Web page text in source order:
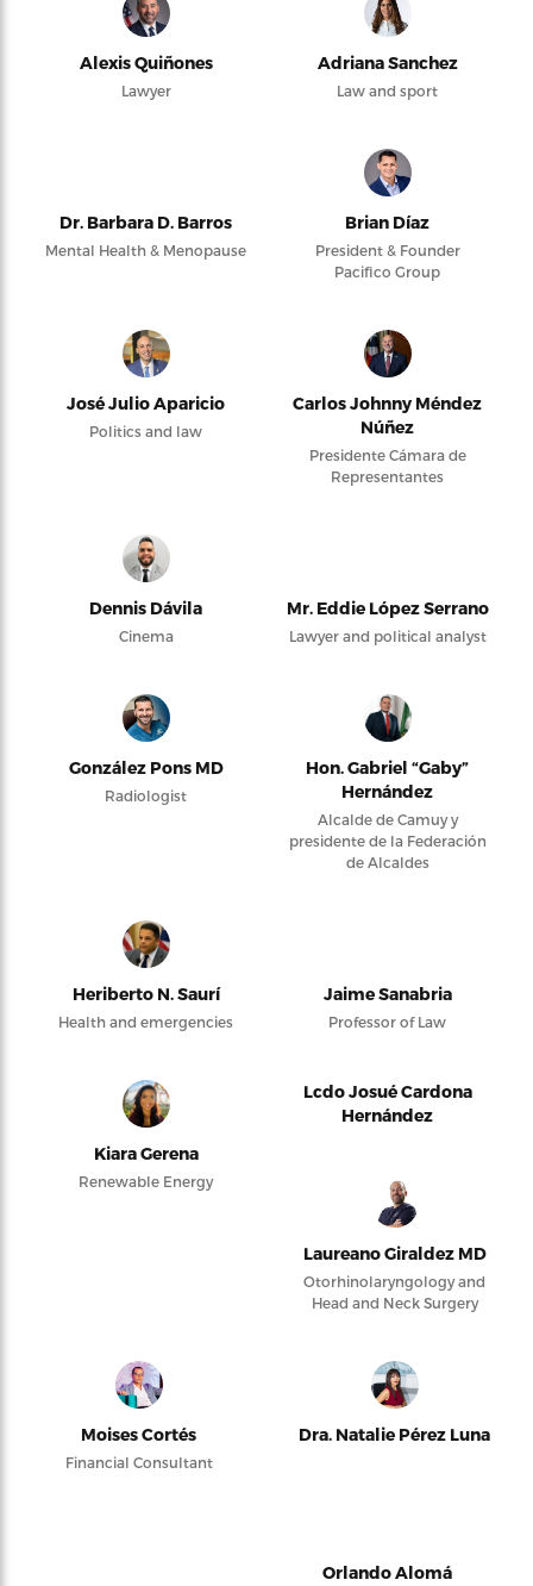
Alexis Quiñones
Lawyer
Adriana Sanchez
Law and sport
Dr. Barbara D. Barros
Mental Health & Menopause
Brian Díaz
President & Founder
Pacifico Group
José Julio Aparicio
Politics and law
Carlos Johnny Méndez
Núñez
Presidente Cámara de
Representantes
Dennis Dávila
Cinema
Mr. Eddie López Serrano
Lawyer and political analyst
González Pons MD
Radiologist
Hon. Gabriel “Gaby”
Hernández
Alcalde de Camuy y
presidente de la Federación
de Alcaldes
Heriberto N. Saurí
Health and emergencies
Jaime Sanabria
Professor of Law
Kiara Gerena
Renewable Energy
Lcdo Josué Cardona
Hernández
Laureano Giraldez MD
Otorhinolaryngology and
Head and Neck Surgery
Moises Cortés
Financial Consultant
Dra. Natalie Pérez Luna
Orlando Alomá